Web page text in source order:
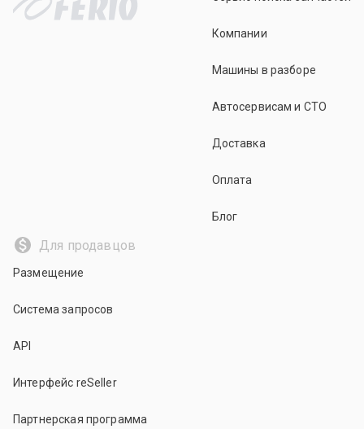
Компании
Машины в разборе
Автосервисам и СТО
Доставка
Оплата
Блог
Для продавцов
Размещение
Система запросов
API
Интерфейс reSeller
Партнерская программа